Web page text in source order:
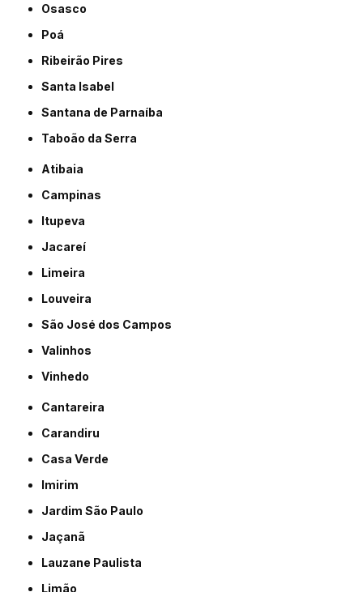
Osasco
Poá
Ribeirão Pires
Santa Isabel
Santana de Parnaíba
Taboão da Serra
Atibaia
Campinas
Itupeva
Jacareí
Limeira
Louveira
São José dos Campos
Valinhos
Vinhedo
Cantareira
Carandiru
Casa Verde
Imirim
Jardim São Paulo
Jaçanã
Lauzane Paulista
Limão